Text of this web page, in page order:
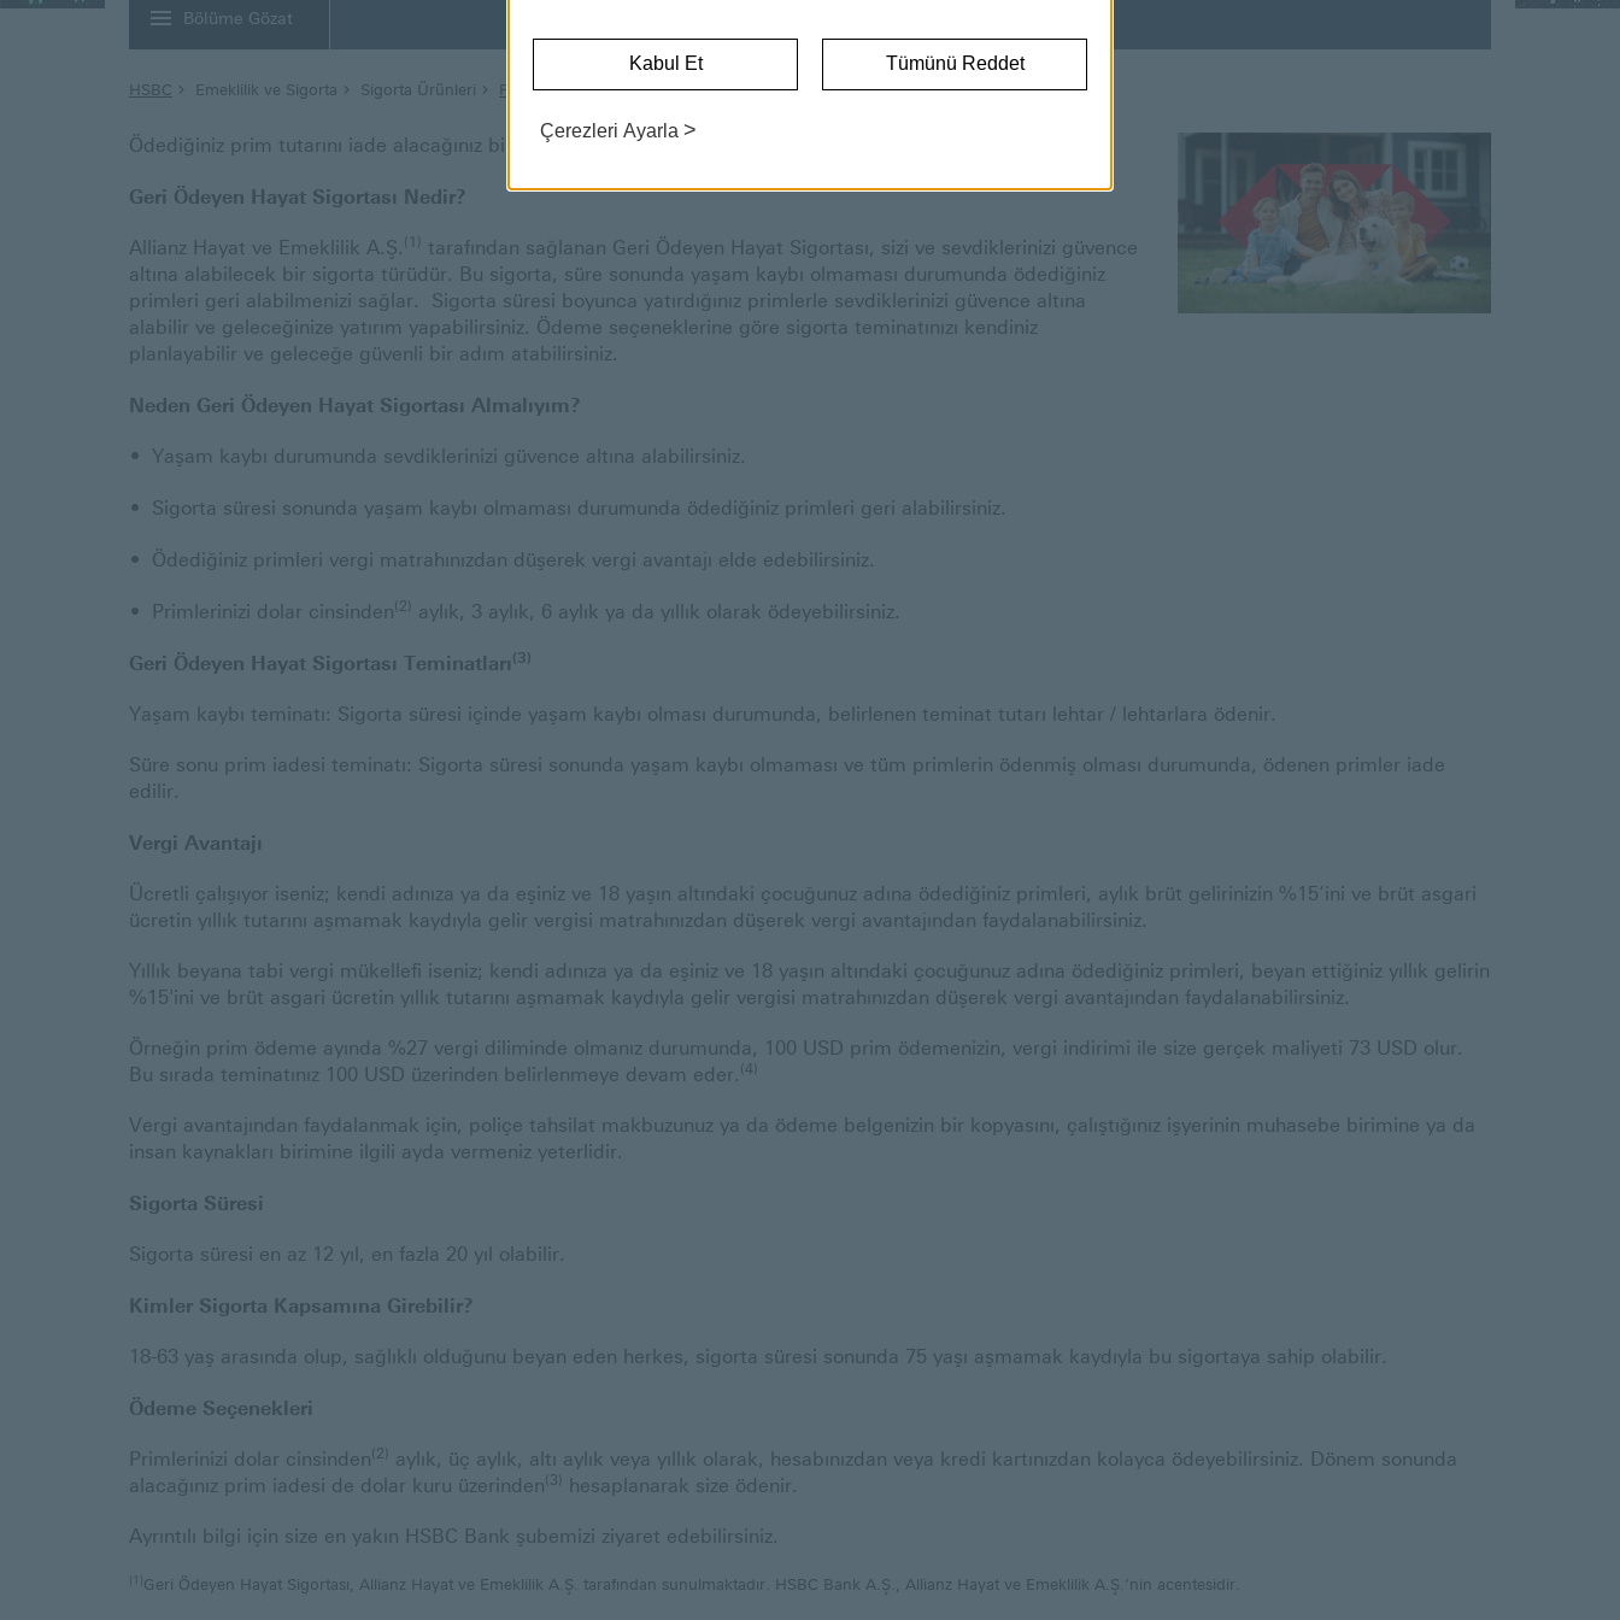
Bölüme Gözat
HSBC Emeklilik ve Sigorta Sigorta Ürünleri Prim İadeli Hayat Sigortaları Geri Ödeyen Hayat Sigortası
Ödediğiniz prim tutarını iade alacağınız bir hayat sigortası olduğunu biliyor muydunuz?
Geri Ödeyen Hayat Sigortası Nedir?
Allianz Hayat ve Emeklilik A.Ş. (1)
tarafından sağlanan Geri Ödeyen Hayat Sigortası, sizi ve sevdiklerinizi güvence
altına alabilecek bir sigorta türüdür. Bu sigorta, süre sonunda yaşam kaybı olmaması durumunda ödediğiniz
primleri geri alabilmenizi sağlar. Sigorta süresi boyunca yatırdığınız primlerle sevdiklerinizi güvence altına
alabilir ve geleceğinize yatırım yapabilirsiniz. Ödeme seçeneklerine göre sigorta teminatınızı kendiniz
planlayabilir ve geleceğe güvenli bir adım atabilirsiniz.
Neden Geri Ödeyen Hayat Sigortası Almalıyım?
Yaşam kaybı durumunda sevdiklerinizi güvence altına alabilirsiniz.
Sigorta süresi sonunda yaşam kaybı olmaması durumunda ödediğiniz primleri geri alabilirsiniz.
Ödediğiniz primleri vergi matrahınızdan düşerek vergi avantajı elde edebilirsiniz.
Primlerinizi dolar cinsinden(2) aylık, 3 aylık, 6 aylık ya da yıllık olarak ödeyebilirsiniz.
Geri Ödeyen Hayat Sigortası Teminatları (3)
Yaşam kaybı teminatı: Sigorta süresi içinde yaşam kaybı olması durumunda, belirlenen teminat tutarı lehtar / lehtarlara ödenir.
Süre sonu prim iadesi teminatı: Sigorta süresi sonunda yaşam kaybı olmaması ve tüm primlerin ödenmiş olması durumunda, ödenen primler iade
edilir.
Vergi Avantajı
Ücretli çalışıyor iseniz; kendi adınıza ya da eşiniz ve 18 yaşın altındaki çocuğunuz adına ödediğiniz primleri, aylık brüt gelirinizin %15‘ini ve brüt asgari
ücretin yıllık tutarını aşmamak kaydıyla gelir vergisi matrahınızdan düşerek vergi avantajından faydalanabilirsiniz.
Yıllık beyana tabi vergi mükellefi iseniz; kendi adınıza ya da eşiniz ve 18 yaşın altındaki çocuğunuz adına ödediğiniz primleri, beyan ettiğiniz yıllık gelirin
%15'ini ve brüt asgari ücretin yıllık tutarını aşmamak kaydıyla gelir vergisi matrahınızdan düşerek vergi avantajından faydalanabilirsiniz.
Örneğin prim ödeme ayında %27 vergi diliminde olmanız durumunda, 100 USD prim ödemenizin, vergi indirimi ile size gerçek maliyeti 73 USD olur.
Bu sırada teminatınız 100 USD üzerinden belirlenmeye devam eder. (4)
Vergi avantajından faydalanmak için, poliçe tahsilat makbuzunuz ya da ödeme belgenizin bir kopyasını, çalıştığınız işyerinin muhasebe birimine ya da
insan kaynakları birimine ilgili ayda vermeniz yeterlidir.
Sigorta Süresi
Sigorta süresi en az 12 yıl, en fazla 20 yıl olabilir.
Kimler Sigorta Kapsamına Girebilir?
18-63 yaş arasında olup, sağlıklı olduğunu beyan eden herkes, sigorta süresi sonunda 75 yaşı aşmamak kaydıyla bu sigortaya sahip olabilir.
Ödeme Seçenekleri
Primlerinizi dolar cinsinden(2)
aylık, üç aylık, altı aylık veya yıllık olarak, hesabınızdan veya kredi kartınızdan kolayca ödeyebilirsiniz. Dönem sonunda
alacağınız prim iadesi de dolar kuru üzerinden(3) hesaplanarak size ödenir.
Ayrıntılı bilgi için size en yakın HSBC Bank şubemizi ziyaret edebilirsiniz.
(1)Geri Ödeyen Hayat Sigortası, Allianz Hayat ve Emeklilik A.Ş. tarafından sunulmaktadır. HSBC Bank A.Ş., Allianz Hayat ve Emeklilik A.Ş.’nin acentesidir.
Kabul Et Tümünü Reddet
Çerezleri Ayarla >